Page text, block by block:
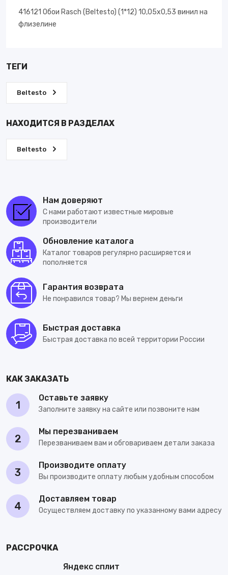
416121 Обои Rasch (Beltesto) (1*12) 10,05x0,53 винил на
флизелине
ТЕГИ
Beltesto
НАХОДИТСЯ В РАЗДЕЛАХ
Beltesto
Нам доверяют
С нами работают известные мировые
производители
Обновление каталога
Каталог товаров регулярно расширяется и
пополняется
Гарантия возврата
Не понравился товар? Мы вернем деньги
Быстрая доставка
Быстрая доставка по всей территории России
КАК ЗАКАЗАТЬ
1
Оставьте заявку
Заполните заявку на сайте или позвоните нам
2
Мы перезваниваем
Перезваниваем вам и обговариваем детали заказа
3
Производите оплату
Вы производите оплату любым удобным способом
4
Доставляем товар
Осуществляем доставку по указанному вами адресу
РАССРОЧКА
Яндекс сплит